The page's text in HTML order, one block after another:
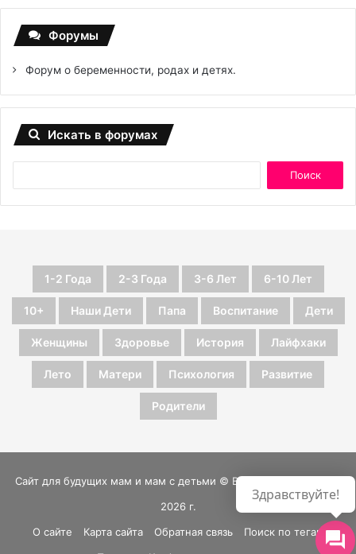
Форумы
Форум о беременности, родах и детях.
Искать в форумах
1-2 Года 2-3 Года 3-6 Лет 6-10 Лет
10+ Наши Дети Папа Воспитание Дети
Женщины Здоровье История Лайфхаки
Лето Матери Психология Развитие
Родители
Сайт для будущих мам и мам с детьми © Все права защищены
2026 г.
О сайте
Карта сайта Обратная связь
Поиск по тегам
Здравствуйте!